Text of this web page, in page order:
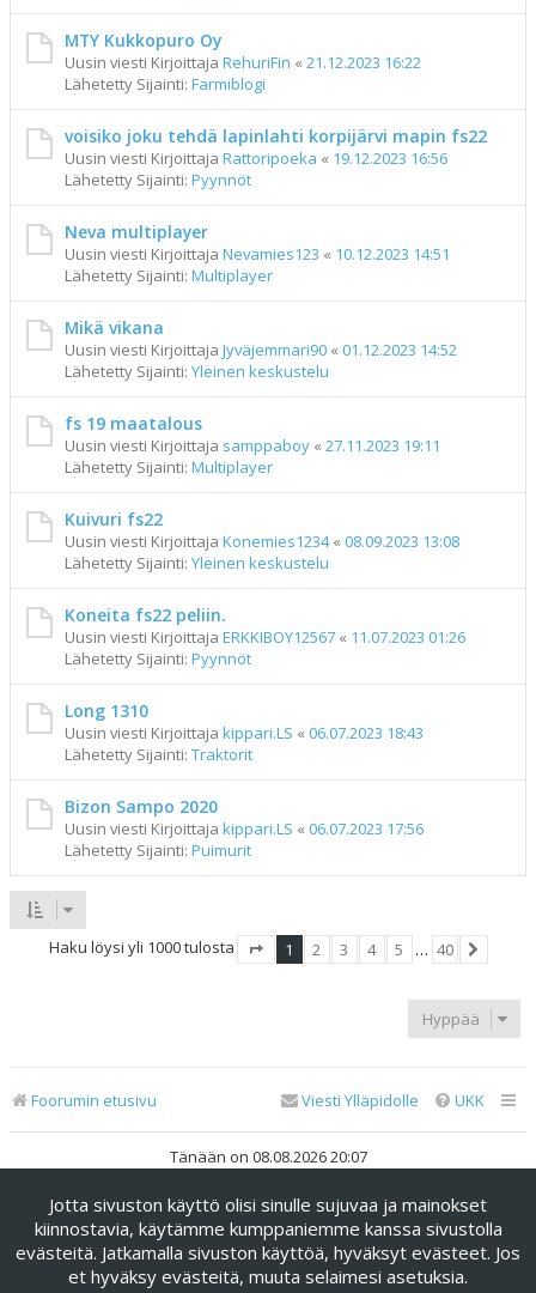
MTY Kukkopuro Oy
Uusin viesti Kirjoittaja RehuriFin « 21.12.2023 16:22
Lähetetty Sijainti: Farmiblogi
voisiko joku tehdä lapinlahti korpijärvi mapin fs22
Uusin viesti Kirjoittaja Rattoripoeka « 19.12.2023 16:56
Lähetetty Sijainti: Pyynnöt
Neva multiplayer
Uusin viesti Kirjoittaja Nevamies123 « 10.12.2023 14:51
Lähetetty Sijainti: Multiplayer
Mikä vikana
Uusin viesti Kirjoittaja Jyväjemmari90 « 01.12.2023 14:52
Lähetetty Sijainti: Yleinen keskustelu
fs 19 maatalous
Uusin viesti Kirjoittaja samppaboy « 27.11.2023 19:11
Lähetetty Sijainti: Multiplayer
Kuivuri fs22
Uusin viesti Kirjoittaja Konemies1234« 08.09.2023 13:08
Lähetetty Sijainti: Yleinen keskustelu
Koneita fs22 peliin.
Uusin viesti Kirjoittaja ERKKIBOY12567 « 11.07.2023 01:26
Lähetetty Sijainti: Pyynnöt
Long 1310
Uusin viesti Kirjoittaja kippari.LS « 06.07.2023 18:43
Lähetetty Sijainti: Traktorit
Bizon Sampo 2020
Uusin viesti Kirjoittaja kippari.LS « 06.07.2023 17:56
Lähetetty Sijainti: Puimurit
Haku löysi yli 1000 tulosta
1 2 3 4 5 … 40
Hyppää
Foorumin etusivu UKK
Viesti Ylläpidolle
Tänään on 08.08.2026 20:07
Keskustelufoorumin ohjelmistophpBB® Forum Software ©
phpBB Limited
Käännös: phpBB Suomi (lurttinen, harritapio, Pettis)
phpBB Metro Theme byPixelGoose Studio
Jotta sivuston käyttö olisi sinulle sujuvaa ja mainokset
kiinnostavia, käytämme kumppaniemme kanssa sivustolla
evästeitä. Jatkamalla sivuston käyttöä, hyväksyt evästeet. Jos
et hyväksy evästeitä, muuta selaimesi asetuksia.